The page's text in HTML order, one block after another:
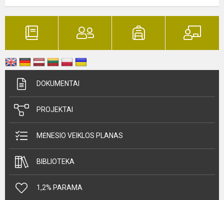
DOKUMENTAI
PROJEKTAI
MĖNESIO VEIKLOS PLANAS
BIBLIOTEKA
1,2% PARAMA